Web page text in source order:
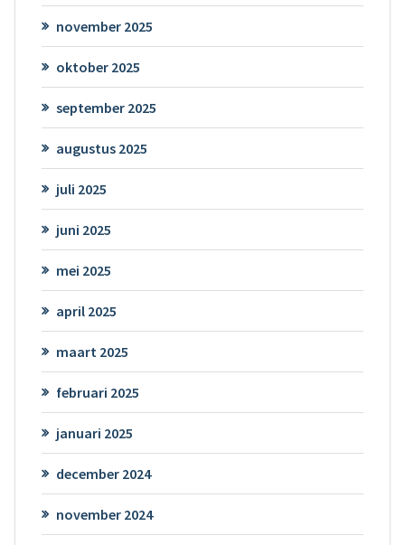
november 2025
oktober 2025
september 2025
augustus 2025
juli 2025
juni 2025
mei 2025
april 2025
maart 2025
februari 2025
januari 2025
december 2024
november 2024